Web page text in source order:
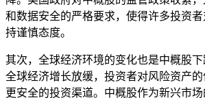
和数据安全的严格要求，使得许多投资
持谨慎态度。
其次，全球经济环境的变化也是中概股
全球经济增长放缓，投资者对风险资产
更安全的投资渠道。中概股作为新兴市